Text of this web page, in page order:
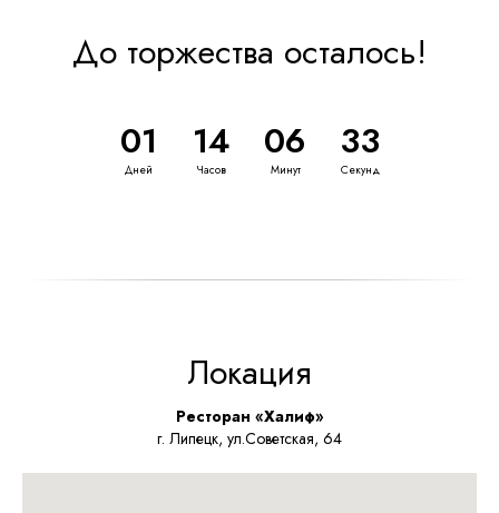
До торжества осталось!
01
Дней
14
Часов
06
Минут
33
Секунд
Локация
Ресторан «Халиф»
г. Липецк, ул.Советская, 64